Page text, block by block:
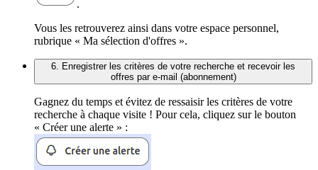
.
Vous les retrouverez ainsi dans votre espace personnel,
rubrique « Ma sélection d'offres ».
6. Enregistrer les critères de votre recherche et recevoir les
offres par e-mail (abonnement)
Gagnez du temps et évitez de ressaisir les critères de votre
recherche à chaque visite ! Pour cela, cliquez sur le bouton
« Créer une alerte » :